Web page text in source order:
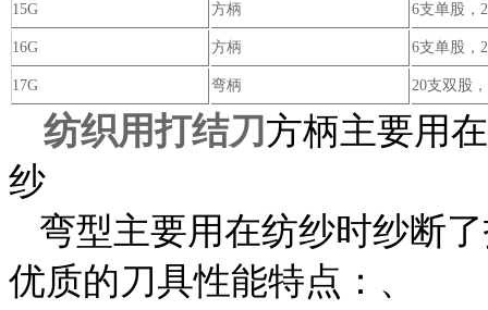
15G 方柄 6支单股，
16G 方柄 6支单股，
17G 弯柄 20支双股
纺织用打结刀方柄主要用
纱
弯型主要用在纺纱时纱断
优质的刀具性能特点：、